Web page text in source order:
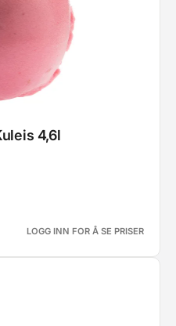
4,6l
LOGG INN FOR Å SE PRISER